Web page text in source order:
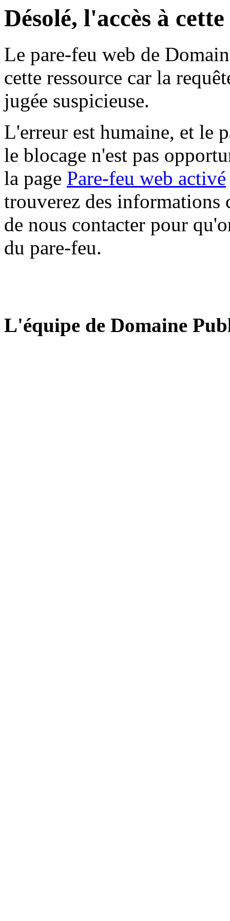
Désolé, l'accès à
Le pare-feu web de
cette ressource car la
jugée suspicieuse.
L'erreur est humaine, et le
le blocage n'est pas
la page Pare-feu web activé
trouverez des informations
de nous contacter pour
du pare-feu.
L'équipe de Domaine